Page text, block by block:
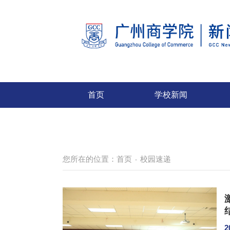
首页 学校新闻
您所在的位置： 首页 - 校园速递